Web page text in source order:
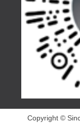
Copyright ©